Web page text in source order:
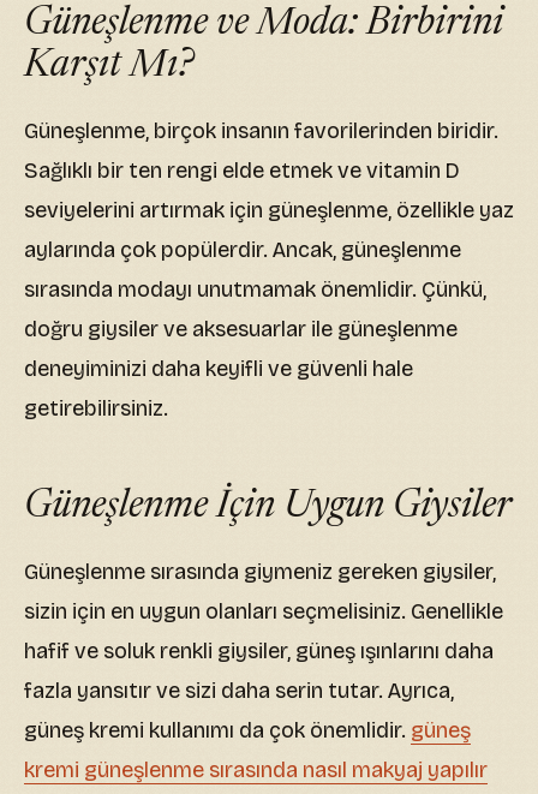
Güneşlenme ve Moda: Birbirini
Karşıt Mı?
Güneşlenme, birçok insanın favorilerinden biridir.
Sağlıklı bir ten rengi elde etmek ve vitamin D
seviyelerini artırmak için güneşlenme, özellikle yaz
aylarında çok popülerdir. Ancak, güneşlenme
sırasında modayı unutmamak önemlidir. Çünkü,
doğru giysiler ve aksesuarlar ile güneşlenme
deneyiminizi daha keyifli ve güvenli hale
getirebilirsiniz.
Güneşlenme İçin Uygun Giysiler
Güneşlenme sırasında giymeniz gereken giysiler,
sizin için en uygun olanları seçmelisiniz. Genellikle
hafif ve soluk renkli giysiler, güneş ışınlarını daha
fazla yansıtır ve sizi daha serin tutar. Ayrıca,
güneş kremi kullanımı da çok önemlidir. güneş
kremi güneşlenme sırasında nasıl makyaj yapılır